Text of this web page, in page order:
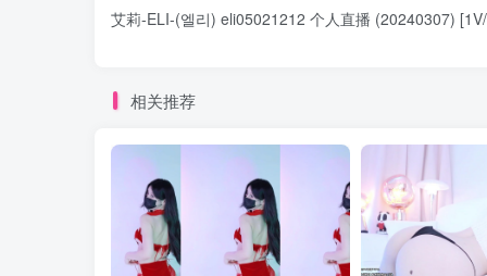
艾莉-ELI-(엘리) eli05021212 个人直播 (20240307)
相关推荐